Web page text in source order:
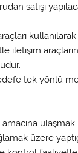
satışı
kullanılarak
iletişim
tek yönlü
üzere